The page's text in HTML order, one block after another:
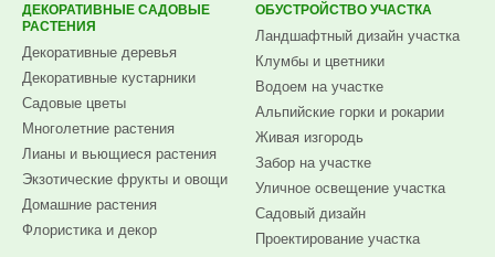
ДЕКОРАТИВНЫЕ САДОВЫЕ
РАСТЕНИЯ
Декоративные деревья
Декоративные кустарники
Садовые цветы
Многолетние растения
Лианы и вьющиеся растения
Экзотические фрукты и овощи
Домашние растения
Флористика и декор
ОБУСТРОЙСТВО УЧАСТКА
Ландшафтный дизайн участка
Клумбы и цветники
Водоем на участке
Альпийские горки и рокарии
Живая изгородь
Забор на участке
Уличное освещение участка
Садовый дизайн
Проектирование участка